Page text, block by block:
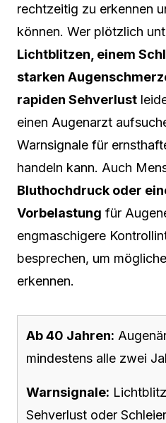
rechtzeitig zu erkennen
können. Wer plötzlich
Lichtblitzen, einem
starken
rapiden Sehverlust
einen Augenarzt
Warnsignale für
handeln kann. Auch
Bluthochdruck oder
Vorbelastung für
engmaschigere
besprechen, um
erkennen.
Ab 40 Jahren:
mindestens alle zwei
Warnsignale:
Sehverlust oder